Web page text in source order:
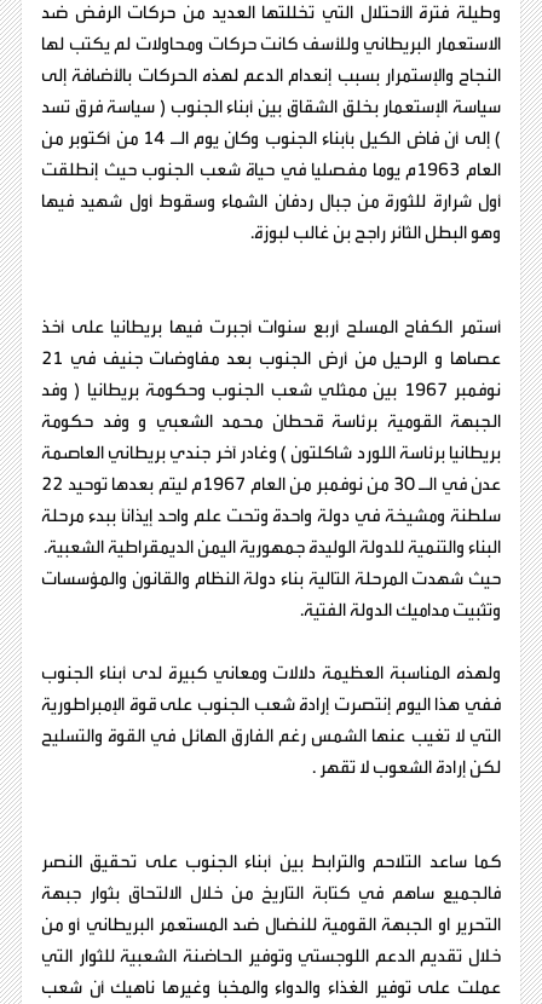
وطيلة فترة الأحتلال التي تخللتها العديد من حركات الرفض ضد
الاستعمار البريطاني وللأسف كانت حركات ومحاولات لم يكتب لها
النجاح والإستمرار بسبب إنعدام الدعم لهذه الحركات بالأضافة إلى
سياسة الإستعمار بخلق الشقاق بين أبناء الجنوب ( سياسة فرق تسد
) إلى أن فاض الكيل بأبناء الجنوب وكان يوم الـ 14 من أكتوبر من
العام 1963م يوما مفصليا في حياة شعب الجنوب حيث إنطلقت
أول شرارة للثورة من جبال ردفان الشماء وسقوط أول شهيد فيها
وهو البطل الثائر راجح بن غالب لبوزة.
أستمر الكفاح المسلح أربع سنوات أجبرت فيها بريطانيا على أخذ
عصاها و الرحيل من أرض الجنوب بعد مفاوضات جنيف في 21
نوفمبر 1967 بين ممثلي شعب الجنوب وحكومة بريطانيا ( وفد
الجبهة القومية برئاسة قحطان محمد الشعبي و وفد حكومة
بريطانيا برئاسة اللورد شاكلتون ) وغادر آخر جندي بريطاني العاصمة
عدن في الـ 30 من نوفمبر من العام 1967م ليتم بعدها توحيد 22
سلطنة ومشيخة في دولة واحدة وتحت علم واحد إيذاناً ببدء مرحلة
البناء والتنمية للدولة الوليدة جمهورية اليمن الديمقراطية الشعبية.
حيث شهدت المرحلة التالية بناء دولة النظام والقانون والمؤسسات
وتثبيت مداميك الدولة الفتية.
ولهذه المناسبة العظيمة دلالات ومعاني كبيرة لدى أبناء الجنوب
ففي هذا اليوم إنتصرت إرادة شعب الجنوب على قوة الإمبراطورية
التي لا تغيب عنها الشمس رغم الفارق الهائل في القوة والتسليح
لكن إرادة الشعوب لا تقهر .
كما ساعد التلاحم والترابط بين أبناء الجنوب على تحقيق النصر
فالجميع ساهم في كتابة التاريخ من خلال الالتحاق بثوار جبهة
التحرير او الجبهة القومية للنضال ضد المستعمر البريطاني أو من
خلال تقديم الدعم اللوجستي وتوفير الحاضنة الشعبية للثوار التي
عملت على توفير الغذاء والدواء والمخبأ وغيرها ناهيك أن شعب